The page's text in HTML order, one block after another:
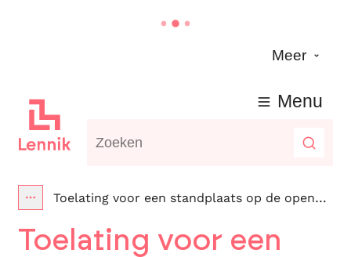
Meer
Lennik
Waarmee kunnen we jou helpen?
Menu
Toon alle broodkruimel items
Toelating voor een standplaats op de openbare kermis
Toelating voor een